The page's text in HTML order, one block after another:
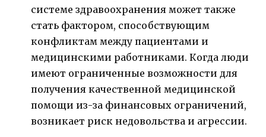
системе здравоохранения может также
стать фактором, способствующим
конфликтам между пациентами и
медицинскими работниками. Когда люди
имеют ограниченные возможности для
получения качественной медицинской
помощи из-за финансовых ограничений,
возникает риск недовольства и агрессии.